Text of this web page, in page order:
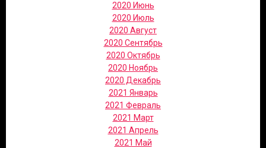
2020 Июнь
2020 Июль
2020 Август
2020 Сентябрь
2020 Октябрь
2020 Ноябрь
2020 Декабрь
2021 Январь
2021 Февраль
2021 Март
2021 Апрель
2021 Май